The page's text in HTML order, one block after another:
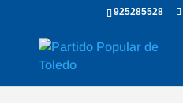
925285528